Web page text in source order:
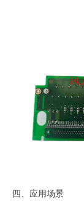
四、应用场景